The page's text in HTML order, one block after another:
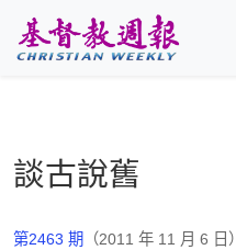
談古說舊
第2463 期 （2011 年 11 月 6 日）